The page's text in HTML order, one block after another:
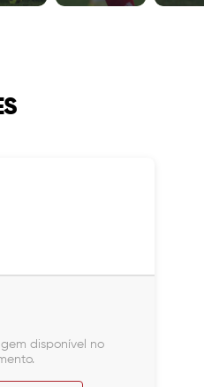
disponível no